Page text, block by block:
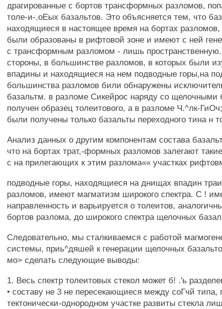
драгированные с бортов трансформных разломов,
толе-и-.оЕых базальтов. Это объясняется тем, что
находящиеся в настоящее время на бортах разломов,
были образованы в рифтовой зоне и имеют с ней
с трансформным разломом - лишь
стороны, в большинстве разломов, в которых были
впадины и находящиеся на нем подводные горы,на
большинства разломов били обнаружены
базальтм. в разломе Сикейрос наряду со щелочными
получен образец толеитового, а в разломе Ч.^лк-
были получены только базальты переходного тина н
Анализ данных о другим компонентам состава
что на бортах трат,-формных разломов залегают
с на прилегающих к этим разлома«« участках
подводные горы, находящиеся на днищах впадин
разломов, имеют магматизм широкого спектра. С !
направленность и варьируется о толеитов,
бортов разлома, до широкого спектра щелочных
Следовательно, мы сталкиваемся с работой
системы, приь^дяшей к генерации щелочных
мо> сделать следующие выводы:
1. Весь спектр толеитовых стекол может б! .'ь
• составу не 3 не пересекающиеся между соГчй
тектонически-однородном участке развиты стекла